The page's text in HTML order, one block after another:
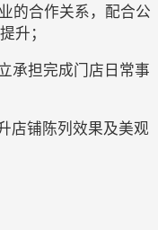
的合作关系，配合公
升；
承担完成门店日常事
店铺陈列效果及美观